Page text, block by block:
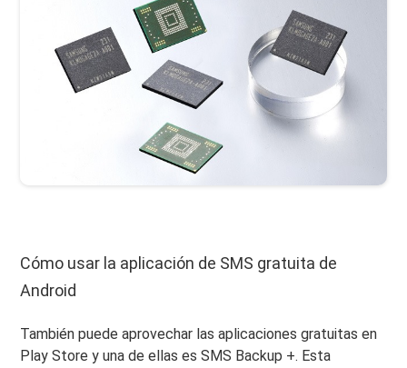
Cómo usar la aplicación de SMS gratuita de
Android
También puede aprovechar las aplicaciones gratuitas en
Play Store y una de ellas es SMS Backup +. Esta